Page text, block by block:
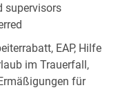
supervisors
EAP, Hilfe
im Trauerfall,
für